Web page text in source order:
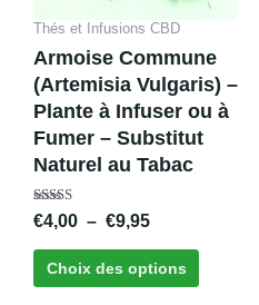
Thés et Infusions CBD
Armoise Commune
(Artemisia Vulgaris) –
Plante à Infuser ou à
Fumer – Substitut
Naturel au Tabac
Note
5.00
€4,00 – €9,95
Choix des options
peuvent
choisies
sur
la
page